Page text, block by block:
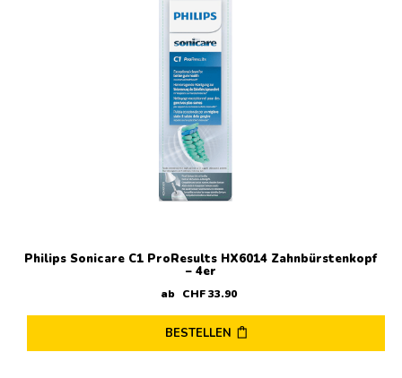
Philips Sonicare C1 ProResults HX6014 Zahnbürstenkopf
– 4er
ab CHF33.90
BESTELLEN